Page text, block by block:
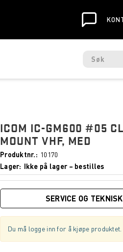
ICOM IC-GM600 #05
MOUNT VHF, MED
Produktnr.
10170
Lager
Ikke på lager – bestilles
SERVICE OG
Du må logge inn for å kjøpe produktet.